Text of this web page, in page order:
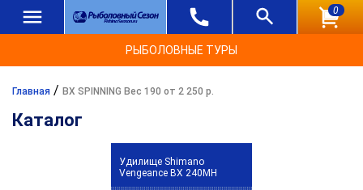
0
РЫБОЛОВНЫЕ ТУРЫ
Главная / BX SPINNING Вес 190 от 2 250 р.
Каталог
Удилище Shimano
Vengeance BX 240MH